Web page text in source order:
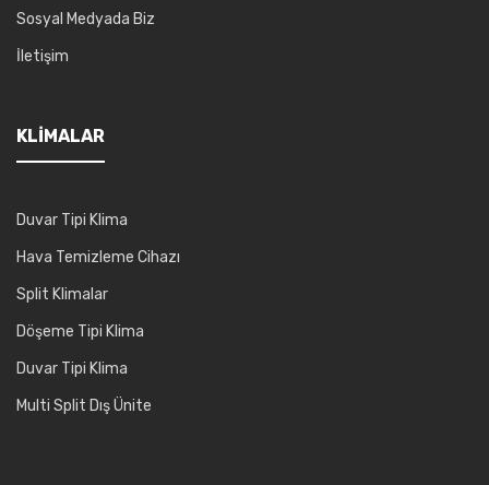
Sosyal Medyada Biz
İletişim
KLIMALAR
Duvar Tipi Klima
Hava Temizleme Cihazı
Split Klimalar
Döşeme Tipi Klima
Duvar Tipi Klima
Multi Split Dış Ünite